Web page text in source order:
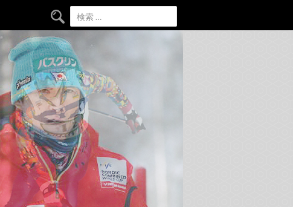
検索: